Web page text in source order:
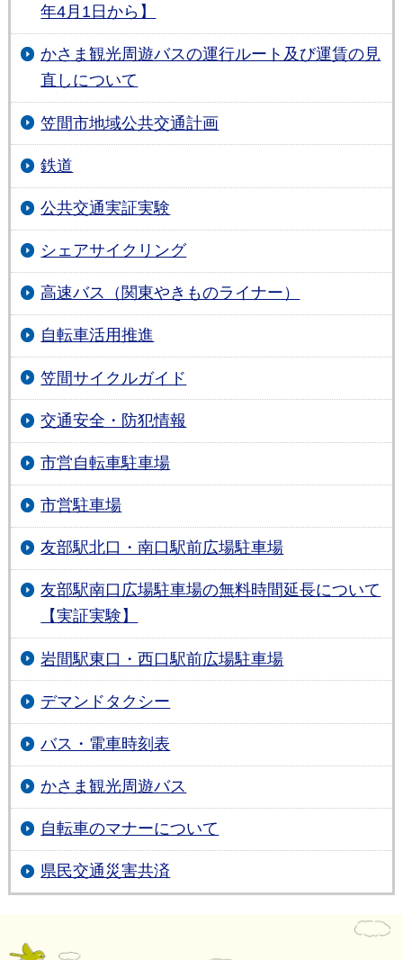
年4月1日から】
かさま観光周遊バスの運行ルート及び運賃の見
直しについて
笠間市地域公共交通計画
鉄道
公共交通実証実験
シェアサイクリング
高速バス（関東やきものライナー）
自転車活用推進
笠間サイクルガイド
交通安全・防犯情報
市営自転車駐車場
市営駐車場
友部駅北口・南口駅前広場駐車場
友部駅南口広場駐車場の無料時間延長について
【実証実験】
岩間駅東口・西口駅前広場駐車場
デマンドタクシー
バス・電車時刻表
かさま観光周遊バス
自転車のマナーについて
県民交通災害共済